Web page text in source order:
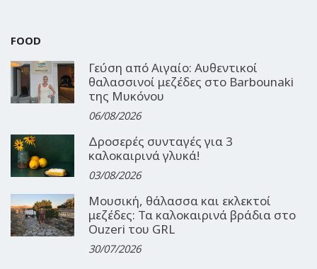
FOOD
Γεύση από Αιγαίο: Αυθεντικοί
θαλασσινοί μεζέδες στο Barbounaki
της Μυκόνου
06/08/2026
Δροσερές συνταγές για 3
καλοκαιρινά γλυκά!
03/08/2026
Μουσική, θάλασσα και εκλεκτοί
μεζέδες: Τα καλοκαιρινά βράδια στο
Ouzeri του GRL
30/07/2026